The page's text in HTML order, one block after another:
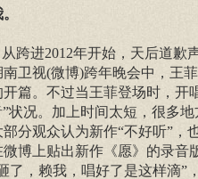
跨进2012年开始，天后道歉
卫视(微博)跨年晚会中，王
篇。不过当王菲登场时，开
状况。加上时间太短，很多地
分观众认为新作“不好听”，
博上贴出新作《愿》的录音
了，赖我，唱好了是这样滴”